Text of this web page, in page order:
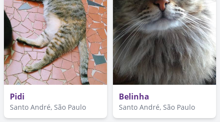
Pidi
Santo André, São Paulo
Belinha
Santo André, São Paulo